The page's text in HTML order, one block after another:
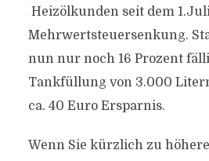
Heizölkunden seit dem
Mehrwertsteuersenkung.
nun nur noch 16 Prozent
Tankfüllung von 3.000
ca. 40 Euro Ersparnis.
Wenn Sie kürzlich zu